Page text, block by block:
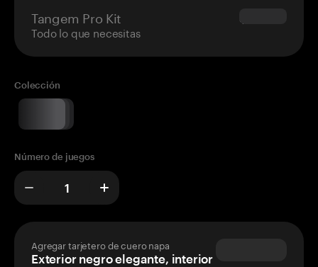
Tangem Pro Kit
Todo lo que necesitas
$180.00
Colección
Número de juegos
Agregar tarjetero de cuero napa
Exterior negro elegante, interior